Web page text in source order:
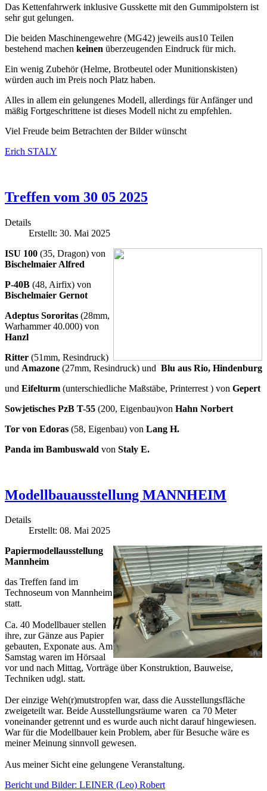
Das Kettenfahrwerk inklusive Gusskette mit den Gummipolstern ist
sehr gut gelungen.
Die beiden Maschinengewehre (MG42) jeweils aus10 Teilen
bestehend machen keinen überzeugenden Eindruck für mich.
Ein wenig Zubehör (Helme, Brotbeutel oder Munitionskisten)
würden auch im Preis noch Platz haben.
Alles in allem ein gelungenes Modell, allerdings für Anfänger und
mäßig Fortgeschrittene ist dieses Modell nicht zu empfehlen.
Viel Freude beim Betrachten der Bilder wünscht
Erich STALY
Treffen vom 30 05 2025
Details
Erstellt: 30. Mai 2025
ISU 100 (35, Dragon) von
Bischelmaier Alfred
P-40B (48, Airfix) von
Bischelmaier Gernot
Adeptus Sororitas (28mm,
Warhammer 40.000) von
Hanzl
Ritter (51mm, Resindruck)
und Amazone (27mm, Resindruck) und Blu aus Rio, Hindenburg
und Eifelturm (unterschiedliche Maßstäbe, Printerrest ) von Gepert
Sowjetisches PzB T-55 (200, Eigenbau)von Hahn Norbert
Tor von Edoras (58, Eigenbau) von Lang H.
Panda im Bambuswald von Staly E.
Modellbauausstellung MANNHEIM
Details
Erstellt: 08. Mai 2025
Papiermodellausstellung
Mannheim
das Treffen fand im
Technoseum von Mannheim
statt.
Ca. 40 Modellbauer stellen
ihre, zur Gänze aus Papier
gebauten, Exponate aus. Am
Samstag waren im Hörsaal
vor und nach Mittag, Vorträge über Konstruktion, Bauweise,
Techniken udgl. statt.
Der einzige Weh(r)mutstropfen war, dass die Ausstellungsfläche
zweigeteilt war. Beide Ausstellungsräume waren ca 70 Meter
voneinander getrennt und es wurde auch nicht darauf hingewiesen.
War für die Modellbauer kein Problem, aber für Besuche wäre es
meiner Meinung sinnvoll gewesen.
Aus meiner Sicht eine gelungene Veranstaltung.
Bericht und Bilder: LEINER (Leo) Robert